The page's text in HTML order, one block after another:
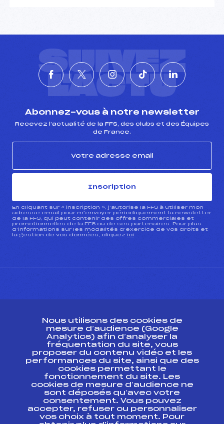
SUIVEZ
L'ACTU
Abonnez-vous à notre newsletter
Recevez l’actualité de la FFS, des clubs et des Équipes
de France.
Inscription
En cliquant sur « inscription », j’autorise la FFS à utiliser mon
adresse email pour m’envoyer périodiquement la newsletter
de la FFS, qui peut contenir des offres commerciales et
promotionnelles de la FFS ou de ses partenaires. Pour plus
d’informations sur les modalités d’exercice de vos droits et
la gestion de vos données, cliquez ici
ESPACE PRESSE
Ressources
Pass’Neige
Projet sportif fédéral
Projet de performance fédéral
Antidopage
Pôle Développement, Formation, Suivi
Scientifique
Nous utilisons des cookies de
mesure d’audience (Google
Analytics) afin d’analyser la
fréquentation du site, vous
proposer du contenu vidéo et les
performances du site, ainsi que des
cookies permettant le
fonctionnement du site. Les
cookies de mesure d’audience ne
sont déposés qu’avec votre
consentement. Vous pouvez
accepter, refuser ou personnaliser
vos choix à tout moment. Pour